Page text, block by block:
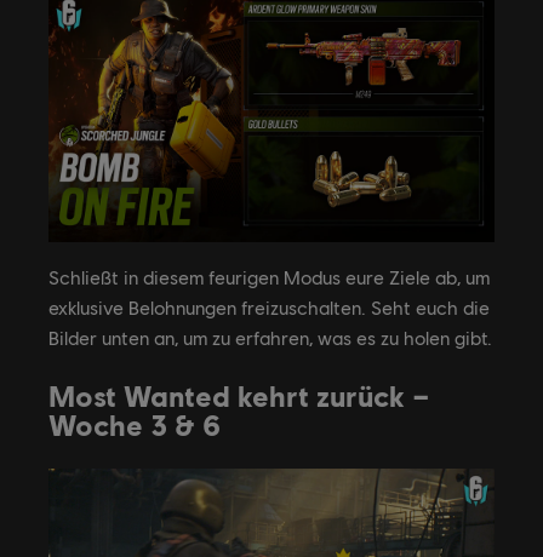
Schließt in diesem feurigen Modus eure Ziele ab, um
exklusive Belohnungen freizuschalten. Seht euch die
Bilder unten an, um zu erfahren, was es zu holen gibt.
Most Wanted kehrt zurück –
Woche 3 & 6